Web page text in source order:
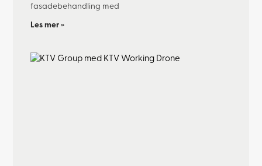
fasadebehandling med
Les mer »